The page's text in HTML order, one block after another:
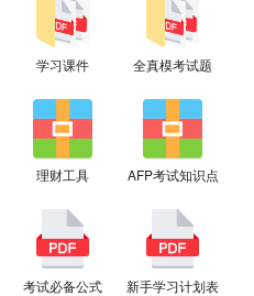
学习课件 全真模考试题
理财工具 AFP考试知识点
考试必备公式 新手学习计划表